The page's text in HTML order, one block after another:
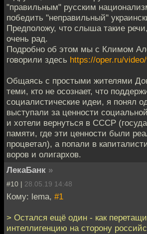
"правильным" русским
победить "неправильный"
Предположу, что слыша такие
очень рад.
Подробно об этом мы с Климом
говорили здесь https://oper.ru/
Общаясь с простыми жителями
теми, кто не осознает, что
социалистические идеи, я понял
выступали за ценности
и хотели вернуться в СССР
памяти, где эти ценности были
процветал), а попали в
воров и олигархов.
ЛекаБанк »
#10 | 28.05.19 14:48
Кому: lema, #1
> Остался ещё один - как
интеллигенцию на сторону